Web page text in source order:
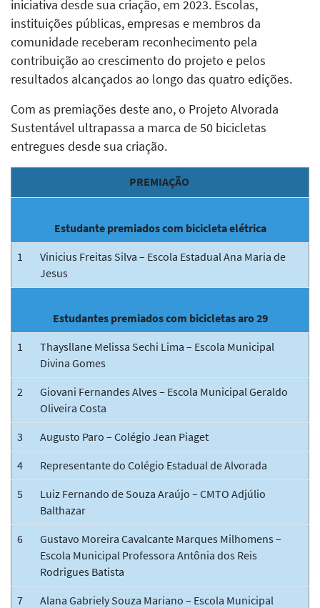
iniciativa desde sua criação, em 2023. Escolas,
instituições públicas, empresas e membros da
comunidade receberam reconhecimento pela
contribuição ao crescimento do projeto e pelos
resultados alcançados ao longo das quatro edições.
Com as premiações deste ano, o Projeto Alvorada
Sustentável ultrapassa a marca de 50 bicicletas
entregues desde sua criação.
PREMIAÇÃO
Estudante premiados com bicicleta elétrica
1
Vinicius Freitas Silva – Escola Estadual Ana Maria de
Jesus
Estudantes premiados com bicicletas aro 29
1
Thaysllane Melissa Sechi Lima – Escola Municipal
Divina Gomes
2
Giovani Fernandes Alves – Escola Municipal Geraldo
Oliveira Costa
3
Augusto Paro – Colégio Jean Piaget
4
Representante do Colégio Estadual de Alvorada
5
Luiz Fernando de Souza Araújo – CMTO Adjúlio
Balthazar
6
Gustavo Moreira Cavalcante Marques Milhomens –
Escola Municipal Professora Antônia dos Reis
Rodrigues Batista
7
Alana Gabriely Souza Mariano – Escola Municipal